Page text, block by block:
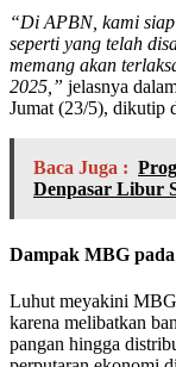
“Di APBN, kami
seperti yang telah
memang akan
2025,” jelasnya
Jumat (23/5), dikutip
Baca Juga :
Denpasar Libur
Dampak MBG
Luhut meyakini MBG
karena melibatkan
pangan hingga